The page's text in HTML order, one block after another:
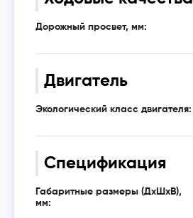
Дорожный просвет, мм:
Двигатель
Экологический класс двигателя:
Спецификация
Габаритные размеры (ДхШхВ),
мм: